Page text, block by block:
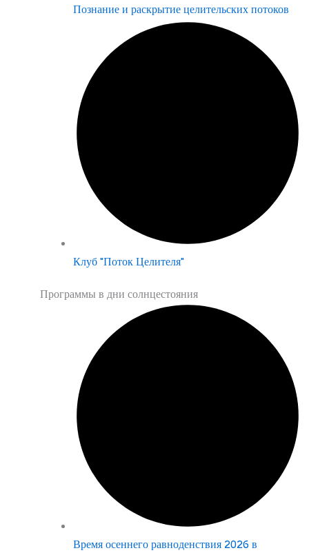
Познание и раскрытие целительских потоков
Клуб "Поток Целителя"
Программы в дни солнцестояния
Время осеннего равноденствия 2026 в